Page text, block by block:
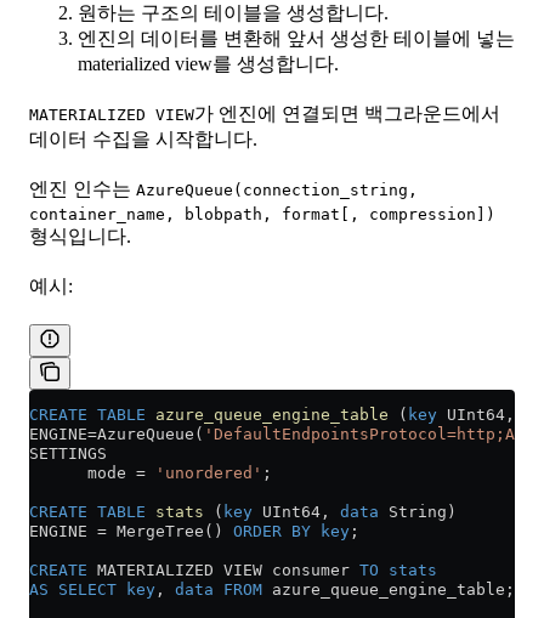
원하는 구조의 테이블을 생성합니다.
엔진의 데이터를 변환해 앞서 생성한 테이블에 넣는
materialized view를 생성합니다.
MATERIALIZED VIEW가 엔진에 연결되면 백그라운드에서
데이터 수집을 시작합니다.
엔진 인수는 AzureQueue(connection_string,
container_name, blobpath, format[, compression])
형식입니다.
예시:
CREATE TABLE azure_queue_engine_table ( key UInt64,
ENGINE=AzureQueue(
SETTINGS
      mode
= 'unordered' ;
CREATE TABLE stats ( key UInt64, data String)
ENGINE = MergeTree() ORDER BY key ;
CREATE MATERIALIZED VIEW consumer TO stats
AS SELECT key , data FROM azure_queue_engine_table;